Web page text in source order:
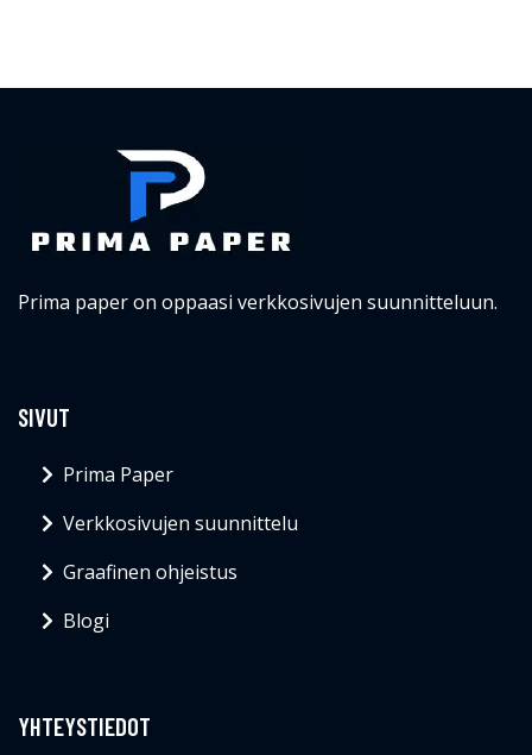
Prima paper on oppaasi verkkosivujen suunnitteluun.
SIVUT
Prima Paper
Verkkosivujen suunnittelu
Graafinen ohjeistus
Blogi
YHTEYSTIEDOT